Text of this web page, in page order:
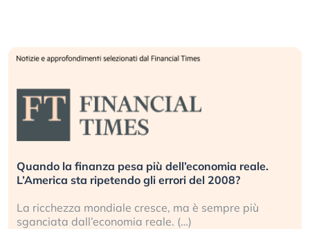
Quando la finanza pesa più dell’economia reale.
L’America sta ripetendo gli errori del 2008?
La ricchezza mondiale cresce, ma è sempre più
sganciata dall’economia reale. (…)